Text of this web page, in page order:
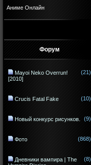
Аниме Онлайн
Форум
Mayoi Neko Overrun!
[2010]
(21)
Crucis Fatal Fake (10)
Новый конкурс рисунков. (9)
Фото (868)
Дневники вампира | The
(8)